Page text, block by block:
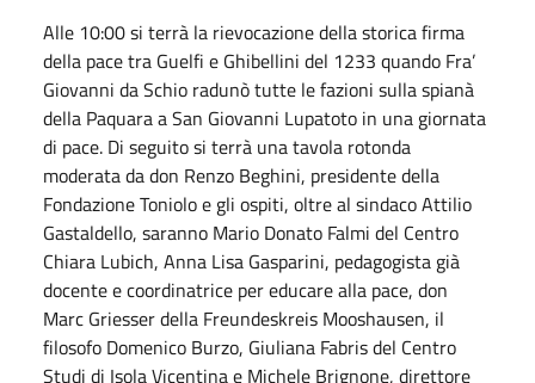
Alle 10:00 si terrà la rievocazione della storica firma
della pace tra Guelfi e Ghibellini del 1233 quando Fra’
Giovanni da Schio radunò tutte le fazioni sulla spianà
della Paquara a San Giovanni Lupatoto in una giornata
di pace. Di seguito si terrà una tavola rotonda
moderata da don Renzo Beghini, presidente della
Fondazione Toniolo e gli ospiti, oltre al sindaco Attilio
Gastaldello, saranno Mario Donato Falmi del Centro
Chiara Lubich, Anna Lisa Gasparini, pedagogista già
docente e coordinatrice per educare alla pace, don
Marc Griesser della Freundeskreis Mooshausen, il
filosofo Domenico Burzo, Giuliana Fabris del Centro
Studi di Isola Vicentina e Michele Brignone, direttore